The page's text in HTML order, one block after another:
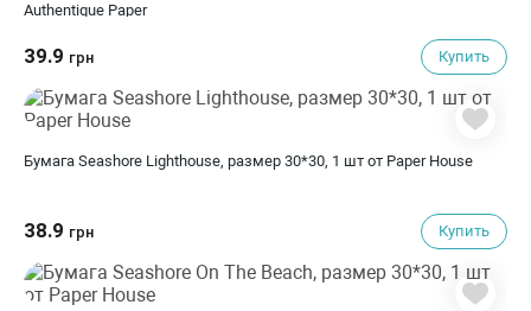
Authentique Paper
39.9 грн Купить
Бумага Seashore Lighthouse, размер 30*30, 1 шт от Paper House
38.9 грн Купить